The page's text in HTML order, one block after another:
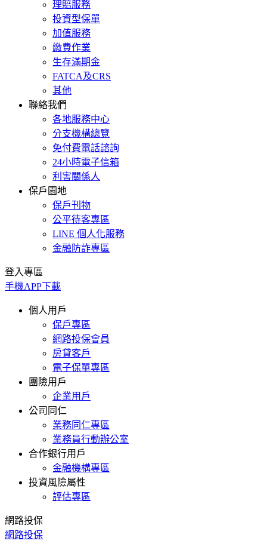
理賠服務
投資型保單
加值服務
繳費作業
生存滿期金
FATCA及CRS
其他
聯絡我們
各地服務中心
分支機構總覽
免付費電話諮詢
24小時電子信箱
利害關係人
保戶園地
保戶刊物
公平待客專區
LINE 個人化服務
金融防詐專區
登入專區
手機APP下載
個人用戶
保戶專區
網路投保會員
房貸客戶
電子保單專區
團險用戶
企業用戶
公司同仁
業務同仁專區
業務員行動辦公室
合作銀行用戶
金融機構專區
投資風險屬性
評估專區
網路投保
網路投保